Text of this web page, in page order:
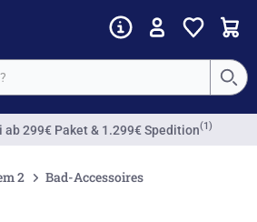
ab 299€ Paket & 1.299€ Spedition(1)
2 Bad-Accessoires